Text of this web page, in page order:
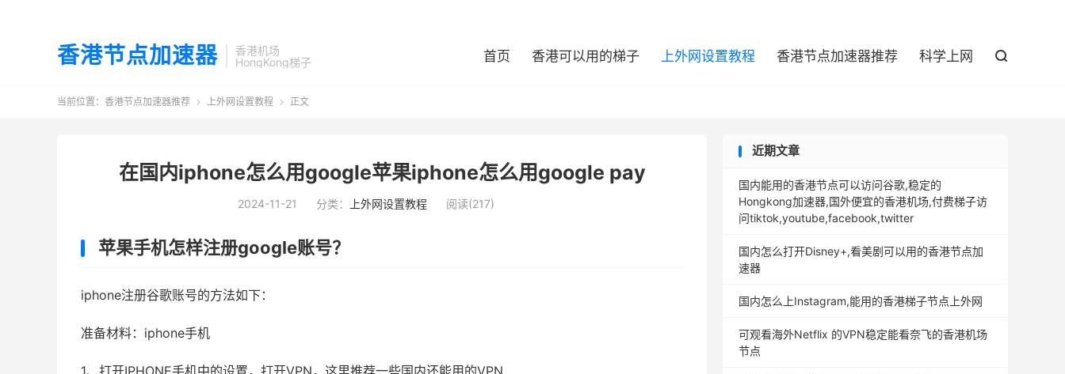
香港节点加速器
香港机场
HongKong梯子
首页 香港可以用的梯子 上外网设置教程 香港节点加速器推荐 科学上网 
当前位置： 香港节点加速器推荐  上外网设置教程  正文
在国内iphone怎么用google苹果iphone怎么用google pay
2024-11-21 分类： 上外网设置教程 阅读(217)
苹果手机怎样注册google账号？
iphone注册谷歌账号的方法如下：
准备材料：iphone手机
1、打开IPHONE手机中的设置，打开VPN，这里推荐一些国内还能用的VPN
近期文章
国内能用的香港节点可以访问谷歌,稳定的
Hongkong加速器,国外便宜的香港机场,付费梯子访
问tiktok,youtube,facebook,twitter
国内怎么打开Disney+,看美剧可以用的香港节点加
速器
国内怎么上Instagram,能用的香港梯子节点上外网
可观看海外Netflix 的VPN稳定能看奈飞的香港机场
节点